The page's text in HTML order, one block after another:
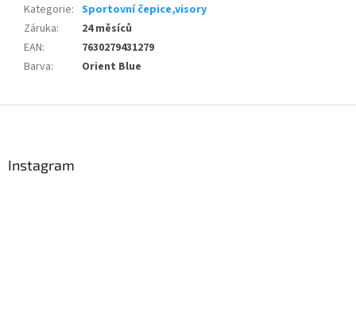
Kategorie: Sportovní čepice,visory
Záruka:
24 měsíců
EAN:
7630279431279
Barva: Orient Blue
Instagram